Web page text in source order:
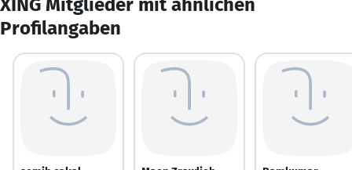
Profilangaben